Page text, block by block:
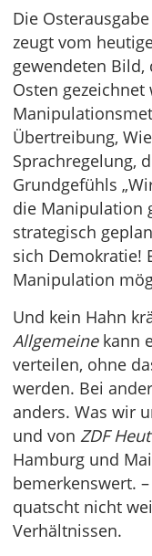
Die
zeugt vom
gewendeten
Osten
Übertreibung,
Sprachregelung,
Grundgefühls
die Manipulation
strategisch
sich Demokratie!
Manipulation
Und kein Hahn
Allgemeinekann
verteilen, ohne
werden. Bei
anders. Was wir
und von ZDF
Hamburg und
bemerkenswert.
quatscht nicht
Verhältnissen.